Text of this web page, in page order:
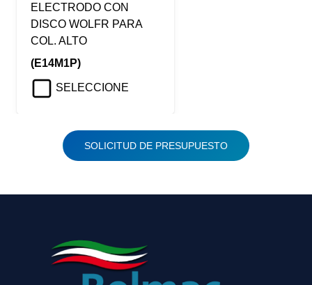
ELECTRODO CON
DISCO WOLFR PARA
COL. ALTO
(E14M1P)
SELECCIONE
SOLICITUD DE PRESUPUESTO